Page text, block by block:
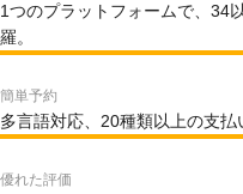
1つのプラットフォームで、34
羅。
簡単予約
多言語対応、20種類以上の支払
優れた評価